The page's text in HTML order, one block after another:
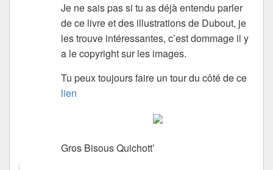
Je ne sais pas si tu as déjà entendu parler
de ce livre et des illustrations de Dubout, je
les trouve intéressantes, c’est dommage il y
a le copyright sur les images.
Tu peux toujours faire un tour du côté de ce
lien
Gros Bisous Quichott’